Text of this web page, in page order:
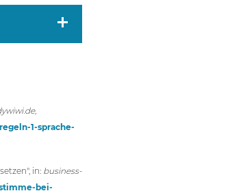
1-sprache-
in: business-
bei-